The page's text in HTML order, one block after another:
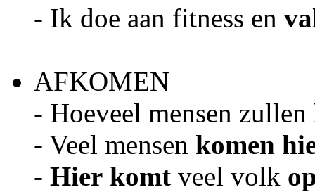
- Ik doe aan fitness en
AFKOMEN
- Hoeveel mensen zullen
- Veel mensen komen
- Hier komt veel volk